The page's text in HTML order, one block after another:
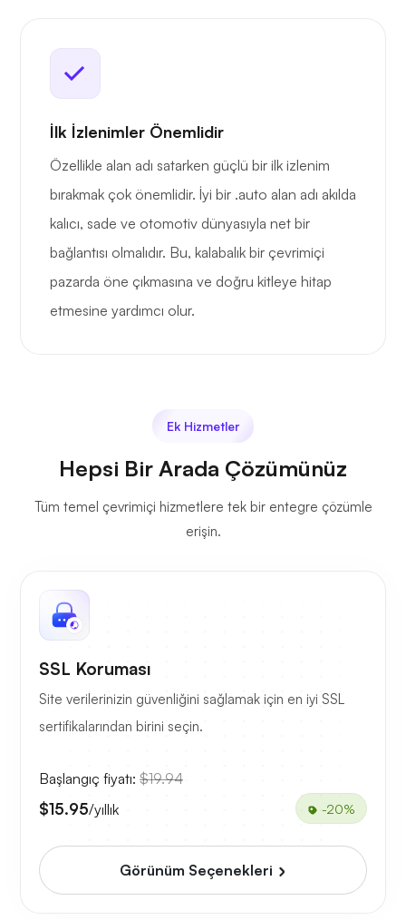
İlk İzlenimler Önemlidir
Özellikle alan adı satarken güçlü bir ilk izlenim
bırakmak çok önemlidir. İyi bir .auto alan adı akılda
kalıcı, sade ve otomotiv dünyasıyla net bir
bağlantısı olmalıdır. Bu, kalabalık bir çevrimiçi
pazarda öne çıkmasına ve doğru kitleye hitap
etmesine yardımcı olur.
Ek Hizmetler
Hepsi Bir Arada Çözümünüz
Tüm temel çevrimiçi hizmetlere tek bir entegre çözümle
erişin.
SSL Koruması
Site verilerinizin güvenliğini sağlamak için en iyi SSL
sertifikalarından birini seçin.
Başlangıç fiyatı: $19.94
$15.95/yıllık -20%
Görünüm Seçenekleri